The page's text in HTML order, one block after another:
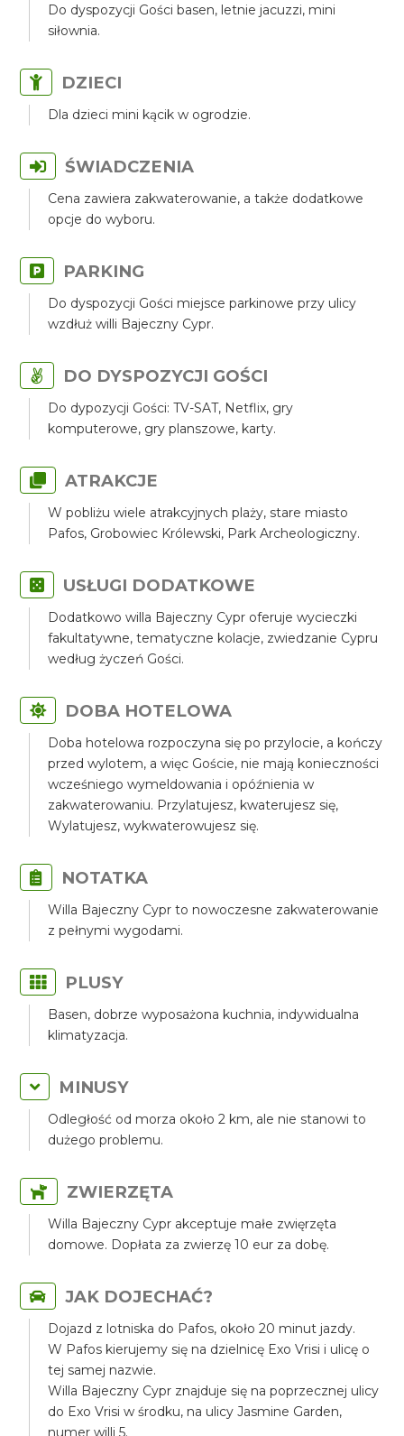
Do dyspozycji Gości basen, letnie jacuzzi, mini
siłownia.
DZIECI
Dla dzieci mini kącik w ogrodzie.
ŚWIADCZENIA
Cena zawiera zakwaterowanie, a także dodatkowe
opcje do wyboru.
PARKING
Do dyspozycji Gości miejsce parkinowe przy ulicy
wzdłuż willi Bajeczny Cypr.
DO DYSPOZYCJI GOŚCI
Do dypozycji Gości: TV-SAT, Netflix, gry
komputerowe, gry planszowe, karty.
ATRAKCJE
W pobliżu wiele atrakcyjnych plaży, stare miasto
Pafos, Grobowiec Królewski, Park Archeologiczny.
USŁUGI DODATKOWE
Dodatkowo willa Bajeczny Cypr oferuje wycieczki
fakultatywne, tematyczne kolacje, zwiedzanie Cypru
według życzeń Gości.
DOBA HOTELOWA
Doba hotelowa rozpoczyna się po przylocie, a kończy
przed wylotem, a więc Goście, nie mają konieczności
wcześniego wymeldowania i opóźnienia w
zakwaterowaniu. Przylatujesz, kwaterujesz się,
Wylatujesz, wykwaterowujesz się.
NOTATKA
Willa Bajeczny Cypr to nowoczesne zakwaterowanie
z pełnymi wygodami.
PLUSY
Basen, dobrze wyposażona kuchnia, indywidualna
klimatyzacja.
MINUSY
Odległość od morza około 2 km, ale nie stanowi to
dużego problemu.
ZWIERZĘTA
Willa Bajeczny Cypr akceptuje małe zwięrzęta
domowe. Dopłata za zwierzę 10 eur za dobę.
JAK DOJECHAĆ?
Dojazd z lotniska do Pafos, około 20 minut jazdy.
W Pafos kierujemy się na dzielnicę Exo Vrisi i ulicę o
tej samej nazwie.
Willa Bajeczny Cypr znajduje się na poprzecznej ulicy
do Exo Vrisi w środku, na ulicy Jasmine Garden,
numer willi 5.